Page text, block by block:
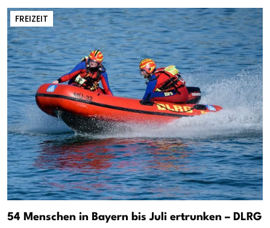
FREIZEIT
54 Menschen in Bayern bis Juli ertrunken – DLRG